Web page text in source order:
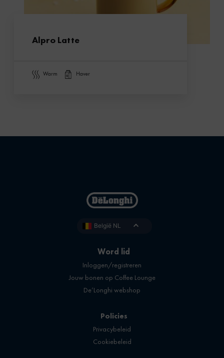
Alpro Latte
warm haver
België NL
Word lid
Inloggen/registreren
Jouw bonen op Coffee Lounge
De’Longhi webshop
Policies
Privacybeleid
Cookiebeleid